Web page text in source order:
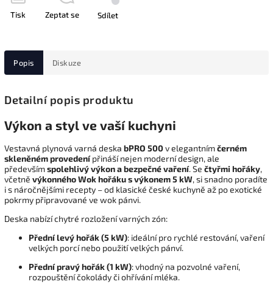
Tisk Zeptat se Sdílet
Popis Diskuze
Detailní popis produktu
Výkon a styl ve vaší kuchyni
Vestavná plynová varná deska bPRO 500v elegantnímčerném
skleněném provedení přináší nejen moderní design, ale
předevšímspolehlivý výkon a bezpečné vaření. Se čtyřmi hořáky,
včetně výkonného Wok hořáku s výkonem 5 kW, si snadno poradíte
i s náročnějšími recepty – od klasické české kuchyně až po exotické
pokrmy připravované ve wok pánvi.
Deska nabízí chytré rozložení varných zón:
Přední levý hořák (5 kW): ideální pro rychlé restování, vaření
velkých porcí nebo použití velkých pánví.
Přední pravý hořák (1 kW): vhodný na pozvolné vaření,
rozpouštění čokolády či ohřívání mléka.